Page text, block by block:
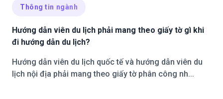
Thông tin ngành
Hướng dẫn viên du lịch phải mang theo giấy tờ gì khi
đi hướng dẫn du lịch?
Hướng dẫn viên du lịch quốc tế và hướng dẫn viên du
lịch nội địa phải mang theo giấy tờ phân công nh...